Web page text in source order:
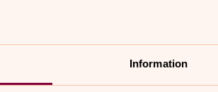
Information
eller kyrkoråd?
så att inga personuppgifter